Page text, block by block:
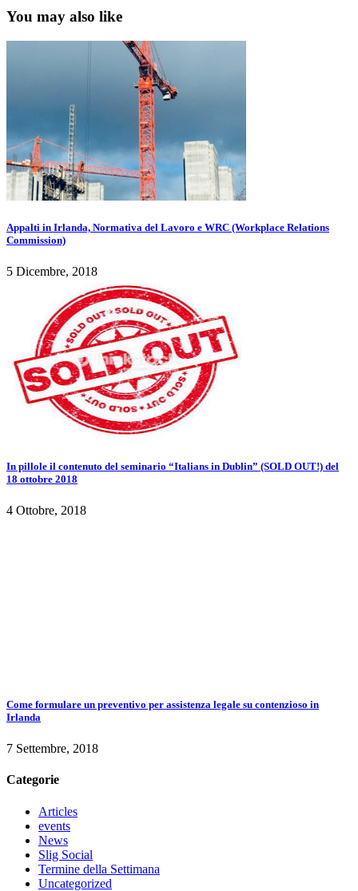
You may also like
Appalti in Irlanda, Normativa del Lavoro e WRC (Workplace Relations
Commission)
5 Dicembre, 2018
In pillole il contenuto del seminario “Italians in Dublin” (SOLD OUT!) del
18 ottobre 2018
4 Ottobre, 2018
Come formulare un preventivo per assistenza legale su contenzioso in
Irlanda
7 Settembre, 2018
Categorie
Articles
events
News
Slig Social
Termine della Settimana
Uncategorized